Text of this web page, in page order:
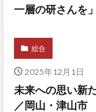
一層の研さんを
総合
2025年12月1日
未来への思い新
／岡山・津山市